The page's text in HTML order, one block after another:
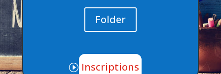
Folder
Inscriptions